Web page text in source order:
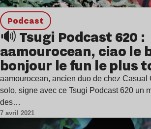
podcast
🔊 Tsugi Podcast 620 :
aamourocean, ciao le
bonjour le fun le plus
aamourocean, ancien duo de chez Casual
solo, signe avec ce Tsugi Podcast 620 un
des…
7 avril 2021